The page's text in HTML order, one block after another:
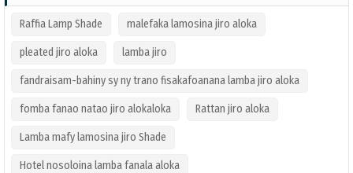
Raffia Lamp Shade malefaka lamosina jiro aloka
pleated jiro aloka lamba jiro
fandraisam-bahiny sy ny trano fisakafoanana lamba jiro aloka
fomba fanao natao jiro alokaloka Rattan jiro aloka
Lamba mafy lamosina jiro Shade
Hotel nosoloina lamba fanala aloka